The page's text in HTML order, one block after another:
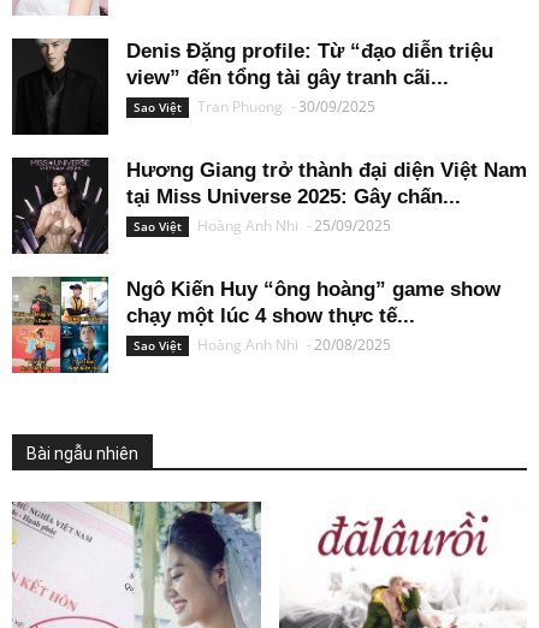
Denis Đặng profile: Từ “đạo diễn triệu
view” đến tổng tài gây tranh cãi...
Sao Việt Tran Phuong - 30/09/2025
Hương Giang trở thành đại diện Việt Nam
tại Miss Universe 2025: Gây chấn...
Sao Việt Hoàng Anh Nhi -25/09/2025
Ngô Kiến Huy “ông hoàng” game show
chạy một lúc 4 show thực tế...
Sao Việt Hoàng Anh Nhi -20/08/2025
Bài ngẫu nhiên